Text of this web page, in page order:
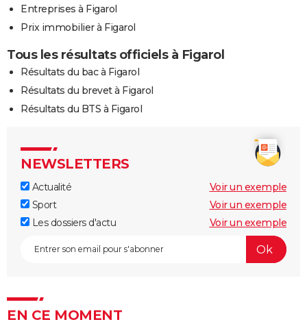
Entreprises à Figarol
Prix immobilier à Figarol
Tous les résultats officiels à Figarol
Résultats du bac à Figarol
Résultats du brevet à Figarol
Résultats du BTS à Figarol
NEWSLETTERS
Actualité
Voir un exemple
Sport
Voir un exemple
Les dossiers d'actu
Voir un exemple
EN CE MOMENT